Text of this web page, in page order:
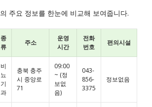
주요 정보를 한눈에 비교해 보여줍니다.
종
류
주소
운영
시간
전화
번호
편의시설
비
뇨
기
과
충북 충주
시 중앙로
71
09:00
~ (정
보없
음)
043-
856-
3375
정보없음